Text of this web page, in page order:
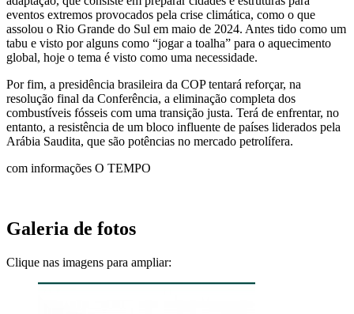
eventos extremos provocados pela crise climática, como o que
assolou o Rio Grande do Sul em maio de 2024. Antes tido como um
tabu e visto por alguns como “jogar a toalha” para o aquecimento
global, hoje o tema é visto como uma necessidade.
Por fim, a presidência brasileira da COP tentará reforçar, na
resolução final da Conferência, a eliminação completa dos
combustíveis fósseis com uma transição justa. Terá de enfrentar, no
entanto, a resistência de um bloco influente de países liderados pela
Arábia Saudita, que são potências no mercado petrolífera.
com informações O TEMPO
Galeria de fotos
Clique nas imagens para ampliar: